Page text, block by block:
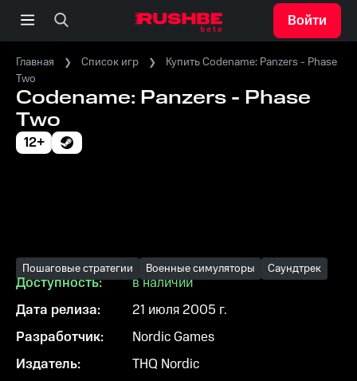
Войти
Главная Список игр
Купить Codename: Panzers - Phase
Two
Codename: Panzers - Phase
Two
12+
Пошаговые стратегии Военные симуляторы Саундтрек
Доступность:
в наличии
Дата релиза:
21 июля 2005 г.
Разработчик:
Nordic Games
Издатель:
THQ Nordic